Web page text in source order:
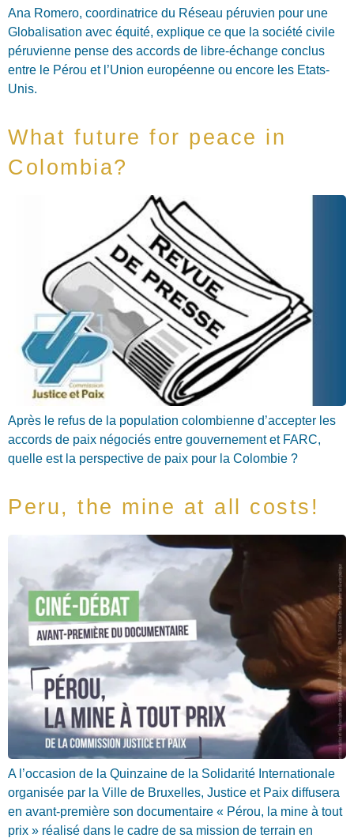
Ana Romero, coordinatrice du Réseau péruvien pour une
Globalisation avec équité, explique ce que la société civile
péruvienne pense des accords de libre-échange conclus
entre le Pérou et l’Union européenne ou encore les Etats-
Unis.
What future for peace in
Colombia?
Après le refus de la population colombienne d’accepter les
accords de paix négociés entre gouvernement et FARC,
quelle est la perspective de paix pour la Colombie ?
Peru, the mine at all costs!
A l’occasion de la Quinzaine de la Solidarité Internationale
organisée par la Ville de Bruxelles, Justice et Paix diffusera
en avant-première son documentaire « Pérou, la mine à tout
prix » réalisé dans le cadre de sa mission de terrain en